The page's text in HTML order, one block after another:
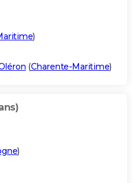
)
(Charente-Maritime)
)